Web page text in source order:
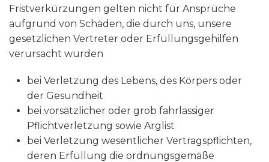
Fristverkürzungen gelten nicht für Ansprüche
aufgrund von Schäden, die durch uns, unsere
gesetzlichen Vertreter oder Erfüllungsgehilfen
verursacht wurden
bei Verletzung des Lebens, des Körpers oder
der Gesundheit
bei vorsätzlicher oder grob fahrlässiger
Pflichtverletzung sowie Arglist
bei Verletzung wesentlicher Vertragspflichten,
deren Erfüllung die ordnungsgemäße